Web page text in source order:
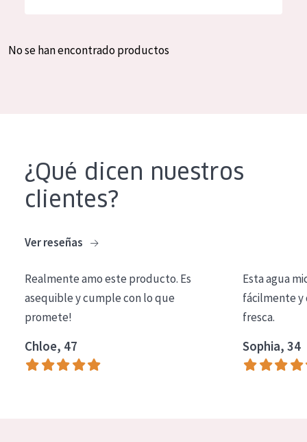
Crema de día
Crema de noche
Limpieza
COLECCIÓN
Essentials
Lift+
Spanish
No se han encontrado productos
¿Qué dicen nuestros
clientes?
Ver reseñas
Realmente amo este producto. Es
asequible y cumple con lo que
promete!
Chloe, 47
Esta agua
fácilmente y
fresca.
Sophia, 34